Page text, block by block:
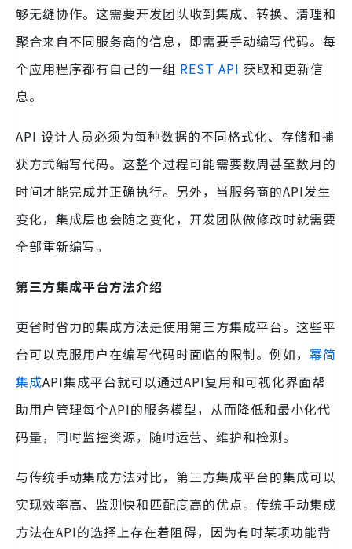
够无缝协作。这需要开发团队收到集成、转换、清理和
聚合来自不同服务商的信息，即需要手动编写代码。每
个应用程序都有自己的一组 REST API 获取和更新信
息。
API 设计人员必须为每种数据的不同格式化、存储和捕
获方式编写代码。这整个过程可能需要数周甚至数月的
时间才能完成并正确执行。另外，当服务商的API发生
变化，集成层也会随之变化，开发团队做修改时就需要
全部重新编写。
第三方集成平台方法介绍
更省时省力的集成方法是使用第三方集成平台。这些平
台可以克服用户在编写代码时面临的限制。例如， 幂简
集成API集成平台就可以通过API复用和可视化界面帮
助用户管理每个API的服务模型，从而降低和最小化代
码量，同时监控资源，随时运营、维护和检测。
与传统手动集成方法对比，第三方集成平台的集成可以
实现效率高、监测快和匹配度高的优点。传统手动集成
方法在API的选择上存在着阻碍，因为有时某项功能背